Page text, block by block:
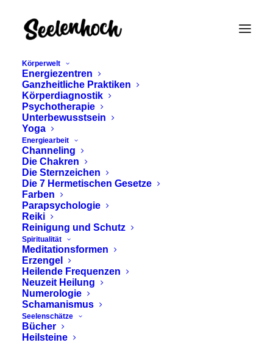
Körperwelt
Energiezentren
Ganzheitliche Praktiken
Körperdiagnostik
Psychotherapie
Unterbewusstsein
Yoga
Energiearbeit
Channeling
Die Chakren
Die Sternzeichen
Die 7 Hermetischen Gesetze
Farben
Parapsychologie
Reiki
Reinigung und Schutz
Spiritualität
Meditationsformen
Erzengel
Heilende Frequenzen
Neuzeit Heilung
Numerologie
Schamanismus
Seelenschätze
Bücher
Heilsteine
AUGENMEDITATION -
FOKUS DURCH
BLICKEN